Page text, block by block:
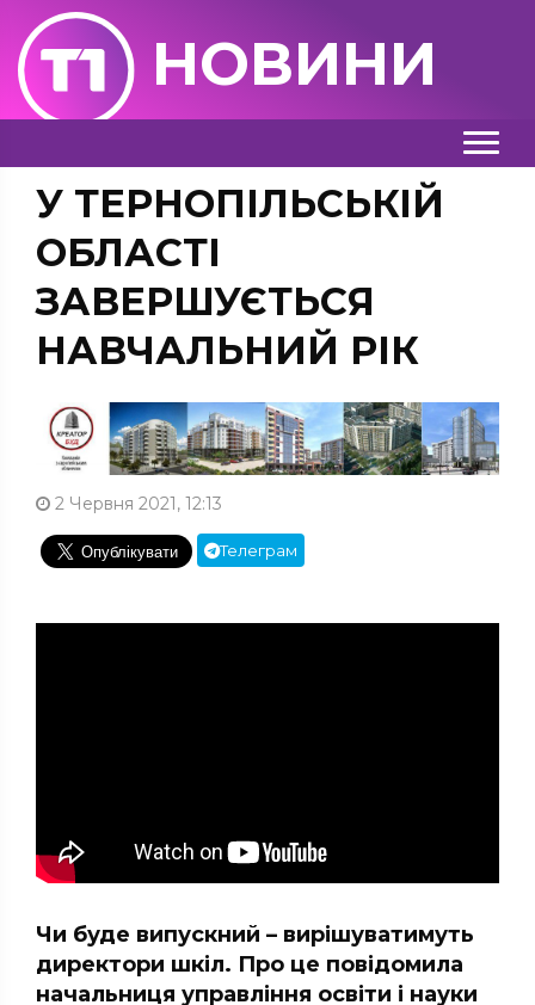
НОВИНИ
У ТЕРНОПІЛЬСЬКІЙ
ОБЛАСТІ
ЗАВЕРШУЄТЬСЯ
НАВЧАЛЬНИЙ РІК
2 Червня 2021, 12:13
Телеграм
Чи буде випускний – вирішуватимуть
директори шкіл. Про це повідомила
начальниця управління освіти і науки